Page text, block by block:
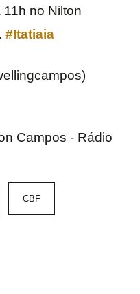
no Nilton
#Itatiaia
Campos - Rádio
CBF